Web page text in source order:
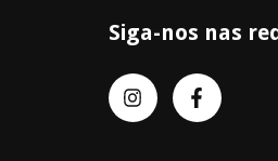
Siga-nos nas